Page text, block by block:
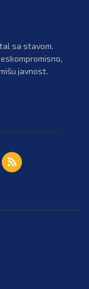
sa stavom.
javnost.